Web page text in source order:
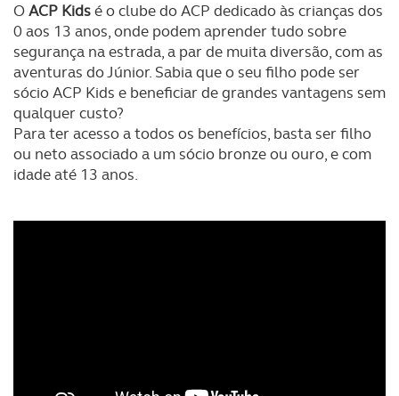
OACP Kidsé o clube do ACP dedicado às crianças dos
0 aos 13 anos, onde podem aprender tudo sobre
segurança na estrada, a par de muita diversão, com as
aventuras do Júnior. Sabia que o seu filho pode ser
sócio ACP Kids e beneficiar de grandes vantagens sem
qualquer custo?
Para ter acesso a todos os benefícios, basta ser filho
ou neto associado a um sócio bronze ou ouro, e com
idade até 13 anos.